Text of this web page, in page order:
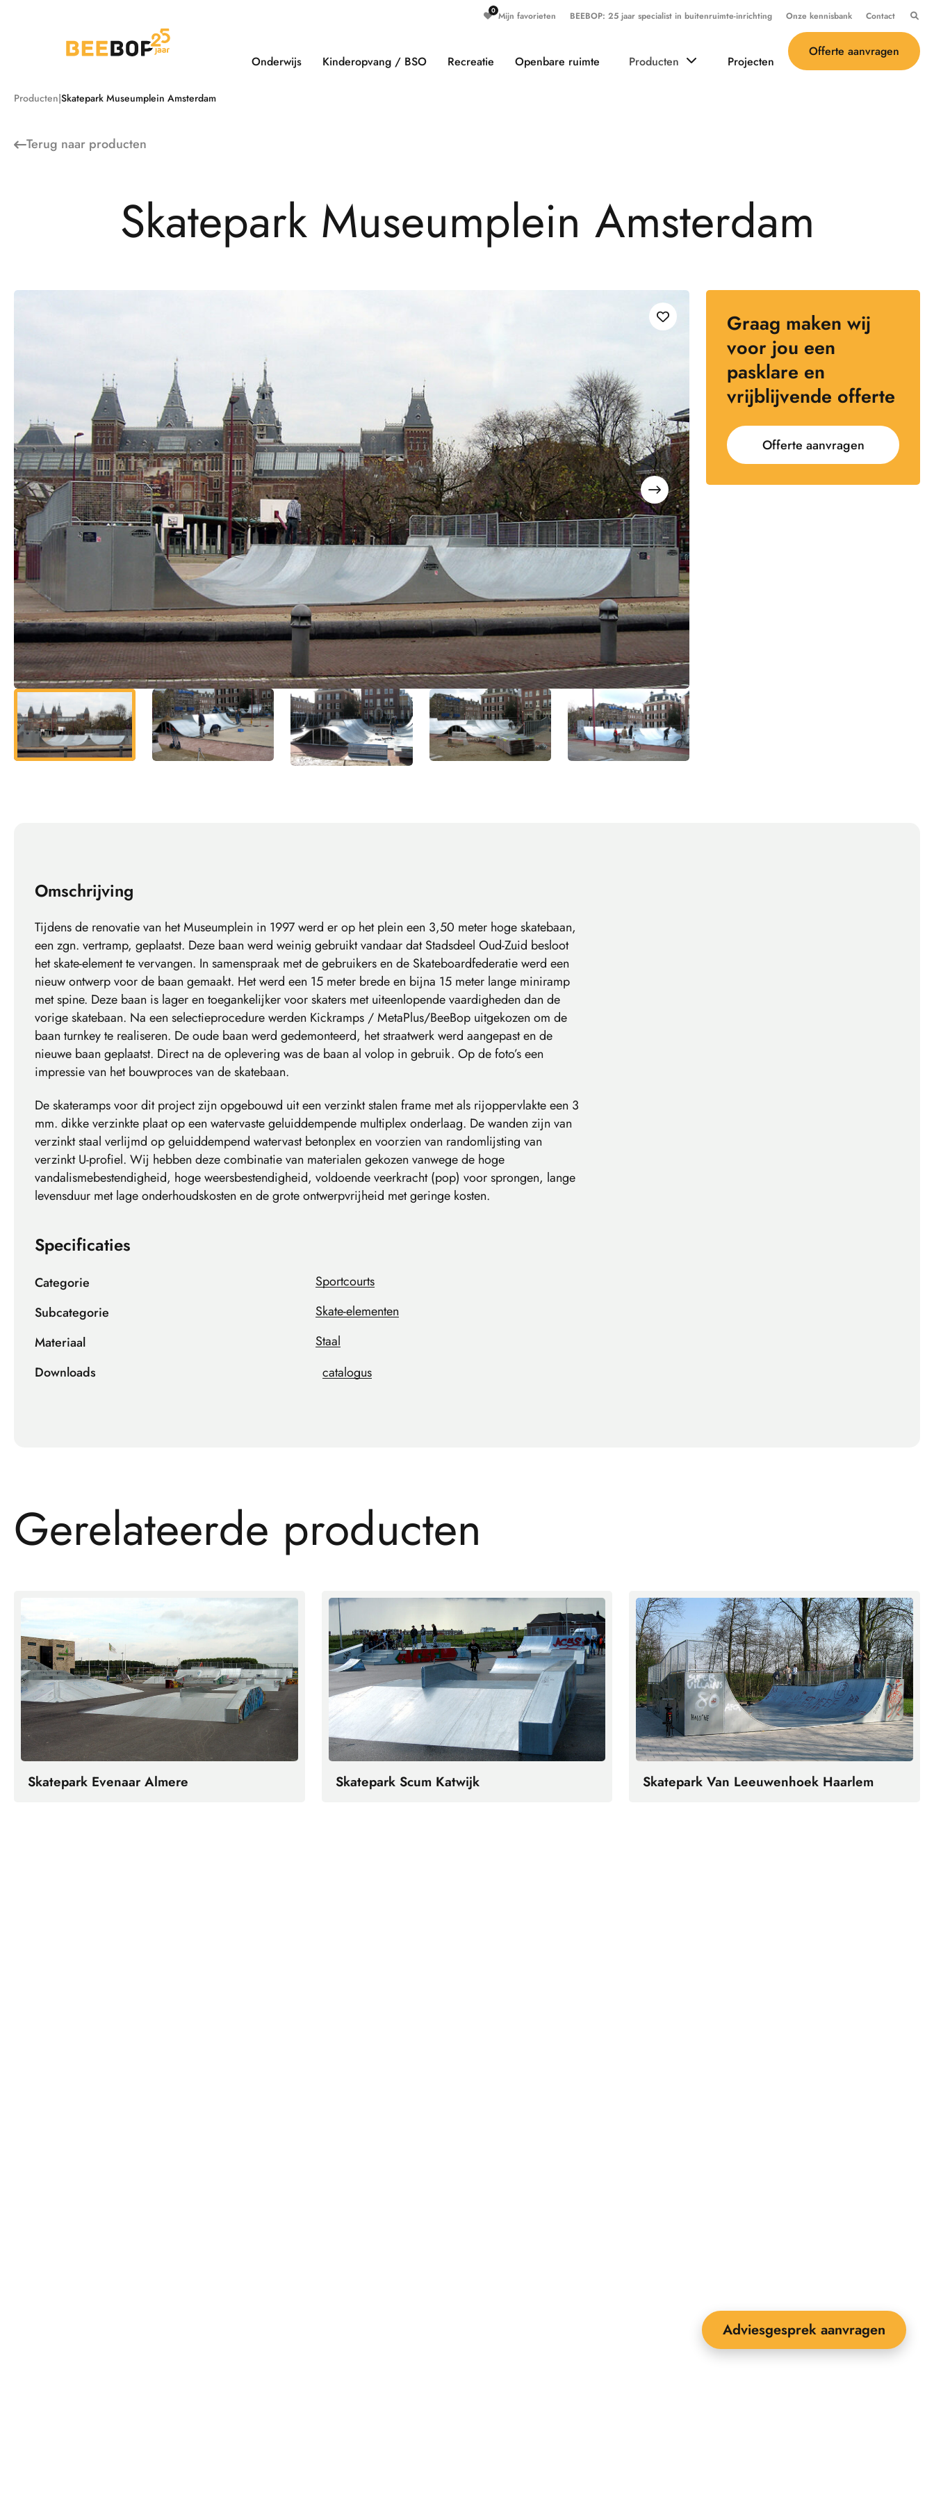
Mijn favorieten BEEBOP: 25 jaar specialist in buitenruimte-inrichting Onze kennisbank Contact
Offerte aanvragen
Onderwijs Kinderopvang / BSO Recreatie Openbare ruimte Producten Projecten
Producten Skatepark Museumplein Amsterdam
Terug naar producten
Skatepark Museumplein Amsterdam
Graag maken wij
voor jou een
pasklare en
vrijblijvende offerte
Offerte aanvragen
Omschrijving
Tijdens de renovatie van het Museumplein in 1997 werd er op het plein een 3,50 meter hoge skatebaan,
een zgn. vertramp, geplaatst. Deze baan werd weinig gebruikt vandaar dat Stadsdeel Oud-Zuid besloot
het skate-element te vervangen. In samenspraak met de gebruikers en de Skateboardfederatie werd een
nieuw ontwerp voor de baan gemaakt. Het werd een 15 meter brede en bijna 15 meter lange miniramp
met spine. Deze baan is lager en toegankelijker voor skaters met uiteenlopende vaardigheden dan de
vorige skatebaan. Na een selectieprocedure werden Kickramps / MetaPlus/BeeBop uitgekozen om de
baan turnkey te realiseren. De oude baan werd gedemonteerd, het straatwerk werd aangepast en de
nieuwe baan geplaatst. Direct na de oplevering was de baan al volop in gebruik. Op de foto’s een
impressie van het bouwproces van de skatebaan.
De skateramps voor dit project zijn opgebouwd uit een verzinkt stalen frame met als rijoppervlakte een 3
mm. dikke verzinkte plaat op een watervaste geluiddempende multiplex onderlaag. De wanden zijn van
verzinkt staal verlijmd op geluiddempend watervast betonplex en voorzien van randomlijsting van
verzinkt U-profiel. Wij hebben deze combinatie van materialen gekozen vanwege de hoge
vandalismebestendigheid, hoge weersbestendigheid, voldoende veerkracht (pop) voor sprongen, lange
levensduur met lage onderhoudskosten en de grote ontwerpvrijheid met geringe kosten.
Specificaties
Categorie
Sportcourts
Subcategorie
Skate-elementen
Materiaal
Staal
Downloads
catalogus
Gerelateerde producten
Skatepark Evenaar Almere Skatepark Scum Katwijk Skatepark Van Leeuwenhoek Haarlem
Adviesgesprek aanvragen